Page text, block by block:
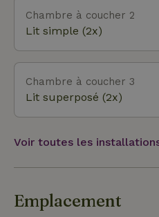
café agréable, un
supermarché. La location
Chambre à coucher 2
Lit simple (2x)
Chambre à coucher 3
Lit superposé (2x)
Voir toutes les
Emplacement